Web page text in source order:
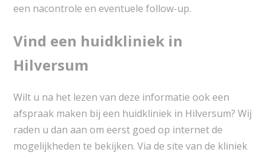
een nacontrole en eventuele follow-up.
Vind een huidkliniek in
Hilversum
Wilt u na het lezen van deze informatie ook een
afspraak maken bij een huidkliniek in Hilversum? Wij
raden u dan aan om eerst goed op internet de
mogelijkheden te bekijken. Via de site van de kliniek